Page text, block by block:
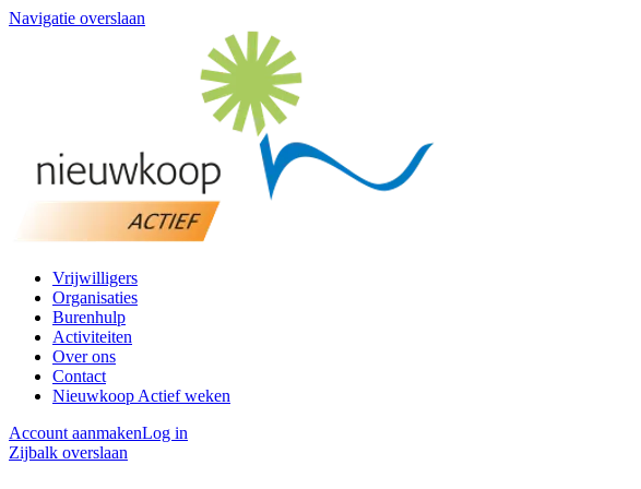
Navigatie overslaan
Vrijwilligers
Organisaties
Burenhulp
Activiteiten
Over ons
Contact
Nieuwkoop Actief weken
Account aanmakenLog in
Zijbalk overslaan